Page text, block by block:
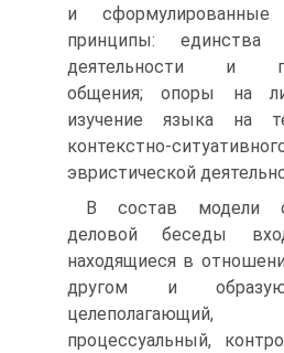
и
принципы: единства
деятельности и
общения; опоры на
изучение языка на
контекстно-
эвристической
В состав модели
деловой беседы
находящиеся в
другом и
целеполагающий,
процессуальный,